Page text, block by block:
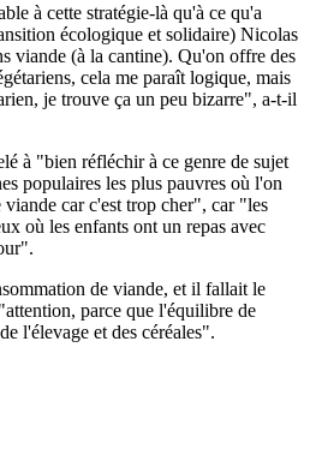
à cette stratégie-là qu'à ce qu'a
écologique et solidaire) Nicolas
viande (à la cantine). Qu'on offre des
cela me paraît logique, mais
je trouve ça un peu bizarre", a-t-il
à "bien réfléchir à ce genre de sujet
populaires les plus pauvres où l'on
car c'est trop cher", car "les
où les enfants ont un repas avec
de viande, et il fallait le
parce que l'équilibre de
l'élevage et des céréales".